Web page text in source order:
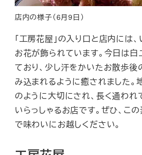
店内の様子（6月9日）
「工房花屋」の入り口と店内には
お花が飾られています。今日は白
ており、少し汗をかいたお散歩後
み込まれるように癒されました。
のように大切にされ、長く通われ
いらっしゃるお店です。ぜひ、こ
で味わいにお越しください。